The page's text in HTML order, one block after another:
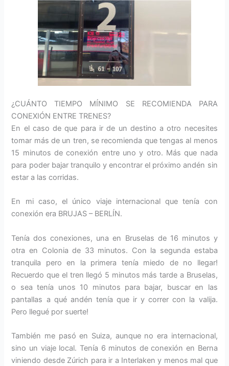
¿CUÁNTO TIEMPO MÍNIMO SE RECOMIENDA PARA
CONEXIÓN ENTRE TRENES?
En el caso de que para ir de un destino a otro necesites
tomar más de un tren, se recomienda que tengas al menos
15 minutos de conexión entre uno y otro. Más que nada
para poder bajar tranquilo y encontrar el próximo andén sin
estar a las corridas.
En mi caso, el único viaje internacional que tenía con
conexión era BRUJAS – BERLÍN.
Tenía dos conexiones, una en Bruselas de 16 minutos y
otra en Colonia de 33 minutos. Con la segunda estaba
tranquila pero en la primera tenía miedo de no llegar!
Recuerdo que el tren llegó 5 minutos más tarde a Bruselas,
o sea tenía unos 10 minutos para bajar, buscar en las
pantallas a qué andén tenía que ir y correr con la valija.
Pero llegué por suerte!
También me pasó en Suiza, aunque no era internacional,
sino un viaje local. Tenía 6 minutos de conexión en Berna
viniendo desde Zúrich para ir a Interlaken y menos mal que